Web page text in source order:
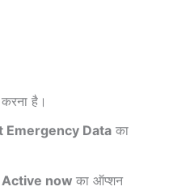
है।
Emergency Data का
Active now का ऑप्शन